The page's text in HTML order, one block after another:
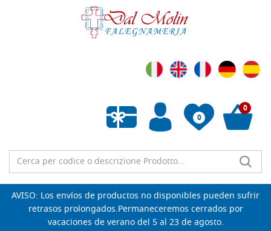
0
Lista de deseos vacía
0
AVISO: Los envíos de productos no disponibles pueden sufrir
retrasos prolongados.Permaneceremos cerrados por
vacaciones de verano del 5 al 23 de agosto.